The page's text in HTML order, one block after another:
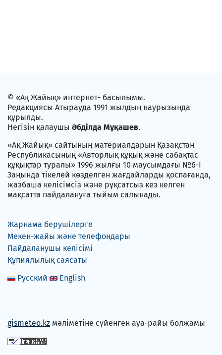
© «Ақ Жайық» интернет- басылымы.
Редакциясы Атырауда 1991 жылдың наурызында
құрылды.
Негізін қалаушы Әбділда Мұқашев.
«Ақ Жайық» сайтының материалдарын Қазақстан
Республикасының «Авторлық құқық және сабақтас
құқықтар туралы» 1996 жылғы 10 маусымдағы №6-I
Заңында тікелей көзделген жағдайларды қоспағанда,
жазбаша келісімсіз және рұқсатсыз кез келген
мақсатта пайдалануға тыйым салынады.
Жарнама берушілерге
Мекен-жайы және телефондары
Пайдаланушы келісімі
Құпиялылық саясаты
Русский
English
gismeteo.kz мәліметіне сүйенген ауа-райы болжамы